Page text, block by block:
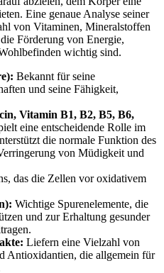
Eine genaue Analyse seiner
von Vitaminen, Mineralstoffen
Förderung von Energie,
wichtig sind.
Bekannt für seine
und seine Fähigkeit,
Vitamin B1, B2, B5, B6,
eine entscheidende Rolle im
die normale Funktion des
von Müdigkeit und
das die Zellen vor oxidativem
Wichtige Spurenelemente, die
und zur Erhaltung gesunder
Liefern eine Vielzahl von
Antioxidantien, die allgemein für